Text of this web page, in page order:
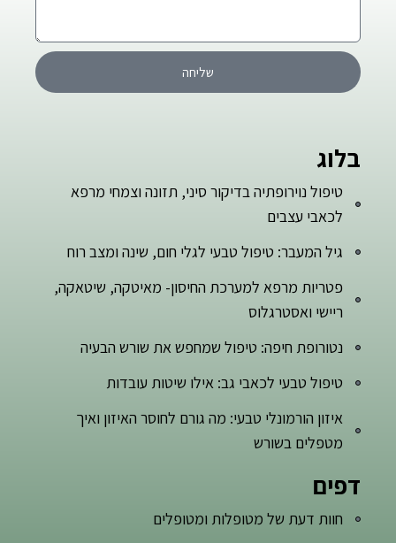
דפים
חוות דעת של מטופלות ומטופלים
בלוג
טיפול נוירופתיה בדיקור סיני, תזונה וצמחי מרפא
לכאבי עצבים
גיל המעבר: טיפול טבעי לגלי חום, שינה ומצב רוח
פטריות מרפא למערכת החיסון- מאיטקה, שיטאקה,
ריישי ואסטרגלוס
נטורופת חיפה: טיפול שמחפש את שורש הבעיה
טיפול טבעי לכאבי גב: אילו שיטות עובדות
איזון הורמונלי טבעי: מה גורם לחוסר האיזון ואיך
מטפלים בשורש
שליחה